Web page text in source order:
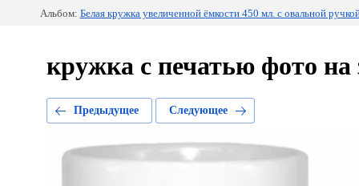
Альбом: Белая кружка увеличенной ёмкости 450 мл. с овальной
кружка с печатью фото на
Предыдущее Следующее